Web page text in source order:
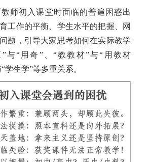
师初入课堂时面临的普遍困惑出
工作的平衡、学生水平的把握、网
题，引导大家思考如何在实际教学
与“用奇”、“教教材”与“用教材
学生学”等多重关系。